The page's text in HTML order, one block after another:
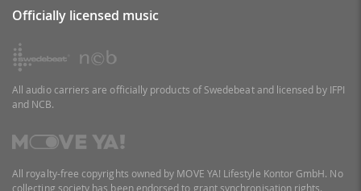
Officially licensed music
All audio carriers are officially products of Swedebeat and licensed by IFPI
and NCB.
All royalty-free copyrights owned by MOVE YA! Lifestyle Kontor GmbH. No
collecting society has been endorsed to grant synchronisation rights.